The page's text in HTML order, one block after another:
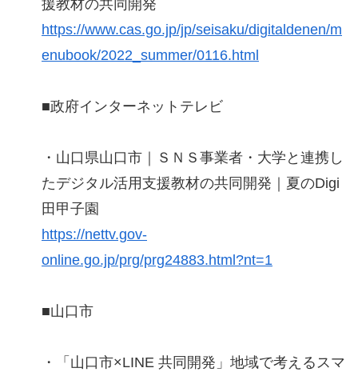
援教材の共同開発
https://www.cas.go.jp/jp/seisaku/digitaldenen/m
enubook/2022_summer/0116.html
■政府インターネットテレビ
・山口県山口市｜ＳＮＳ事業者・大学と連携し
たデジタル活用支援教材の共同開発｜夏のDigi
田甲子園
https://nettv.gov-
online.go.jp/prg/prg24883.html?nt=1
■山口市
・「山口市×LINE 共同開発」地域で考えるスマ